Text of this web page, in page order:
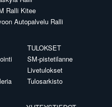
Ralli Kitee
Autopalvelu Ralli
TULOKSET
SM-pistetilanne
Livetulokset
Tulosarkisto